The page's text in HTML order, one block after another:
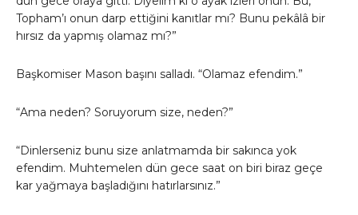
Topham’ı onun darp ettiğini kanıtlar mı? Bunu pekâlâ bir
hırsız da yapmış olamaz mı?”
Başkomiser Mason başını salladı. “Olamaz efendim.”
“Ama neden? Soruyorum size, neden?”
“Dinlerseniz bunu size anlatmamda bir sakınca yok
efendim. Muhtemelen dün gece saat on biri biraz geçe
kar yağmaya başladığını hatırlarsınız.”